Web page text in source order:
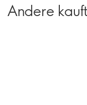
Andere